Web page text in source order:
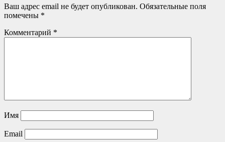
Ваш адрес email не будет опубликован. Обязательные поля
помечены *
Комментарий *
Имя
Email